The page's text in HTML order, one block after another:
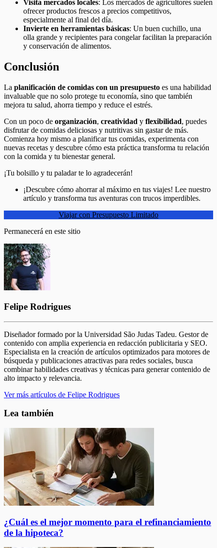
Visita mercados locales: Los mercados de agricultores suelen
ofrecer productos frescos a precios competitivos,
especialmente al final del día.
Invierte en herramientas básicas: Un buen cuchillo, una
olla grande y recipientes para congelar facilitan la preparación
y conservación de alimentos.
Conclusión
La planificación de comidas con un presupuesto es una habilidad
invaluable que no solo protege tu economía, sino que también
mejora tu salud, ahorra tiempo y reduce el estrés.
Con un poco de organización, creatividad y flexibilidad, puedes
disfrutar de comidas deliciosas y nutritivas sin gastar de más.
Comienza hoy mismo a planificar tus comidas, experimenta con
nuevas recetas y descubre cómo esta práctica transforma tu relación
con la comida y tu bienestar general.
¡Tu bolsillo y tu paladar te lo agradecerán!
¡Descubre cómo ahorrar al máximo en tus viajes! Lee nuestro
artículo y transforma tus aventuras con trucos imperdibles.
Viajar con Presupuesto Limitado
Permanecerá en este sitio
Felipe Rodrigues
Diseñador formado por la Universidad São Judas Tadeu. Gestor de
contenido con amplia experiencia en redacción publicitaria y SEO.
Especialista en la creación de artículos optimizados para motores de
búsqueda y publicaciones atractivas para redes sociales, busca
combinar habilidades creativas y técnicas para generar contenido de
alto impacto y relevancia.
Ver más artículos de Felipe Rodrigues
Lea también
¿Cuál es el mejor momento para el refinanciamiento
de la hipoteca?